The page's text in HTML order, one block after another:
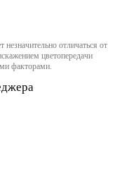
отличаться от
цветопередачи
факторами.